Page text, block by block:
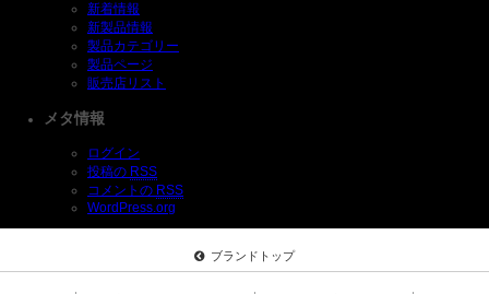
新着情報
新製品情報
製品カテゴリー
製品ページ
販売店リスト
メタ情報
ログイン
投稿の RSS
コメントの RSS
WordPress.org
ブランドトップ